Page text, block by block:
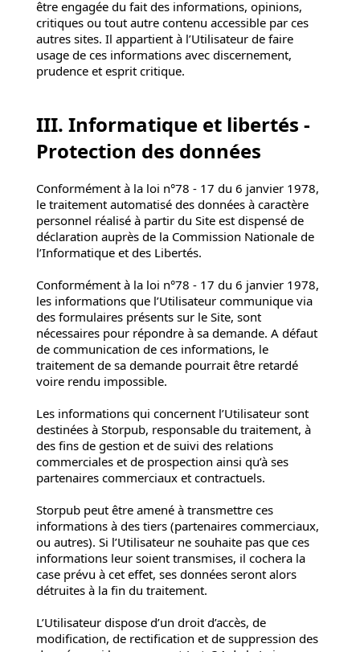
être engagée du fait des informations, opinions,
critiques ou tout autre contenu accessible par ces
autres sites. Il appartient à l’Utilisateur de faire
usage de ces informations avec discernement,
prudence et esprit critique.
III. Informatique et libertés -
Protection des données
Conformément à la loi n°78 - 17 du 6 janvier 1978,
le traitement automatisé des données à caractère
personnel réalisé à partir du Site est dispensé de
déclaration auprès de la Commission Nationale de
l’Informatique et des Libertés.
Conformément à la loi n°78 - 17 du 6 janvier 1978,
les informations que l’Utilisateur communique via
des formulaires présents sur le Site, sont
nécessaires pour répondre à sa demande. A défaut
de communication de ces informations, le
traitement de sa demande pourrait être retardé
voire rendu impossible.
Les informations qui concernent l’Utilisateur sont
destinées à Storpub, responsable du traitement, à
des fins de gestion et de suivi des relations
commerciales et de prospection ainsi qu’à ses
partenaires commerciaux et contractuels.
Storpub peut être amené à transmettre ces
informations à des tiers (partenaires commerciaux,
ou autres). Si l’Utilisateur ne souhaite pas que ces
informations leur soient transmises, il cochera la
case prévu à cet effet, ses données seront alors
détruites à la fin du traitement.
L’Utilisateur dispose d’un droit d’accès, de
modification, de rectification et de suppression des